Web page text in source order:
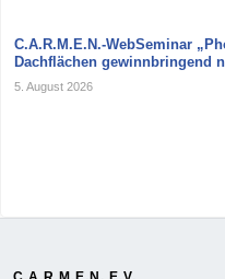
C.A.R.M.E.N.-WebSeminar
Dachflächen gewinnbringend
5. August 2026
C.A.R.M.E.N. E.V.